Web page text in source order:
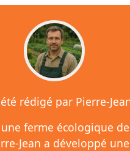
rédigé par Pierre-
ferme écologique
Jean a développé